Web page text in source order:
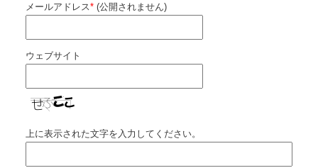
メールアドレス*(公開されません)
ウェブサイト
上に表示された文字を入力してください。